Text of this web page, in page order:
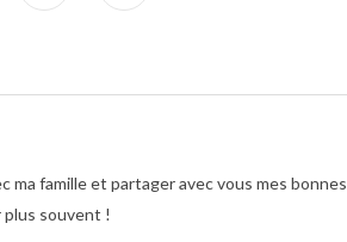
ma famille et partager avec vous mes bonnes
plus souvent !